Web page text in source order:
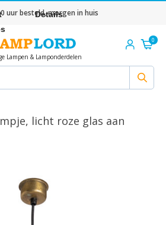
uur besteld, morgen in huis
Lampen & Lamponderdelen
0
licht roze glas aan
Details